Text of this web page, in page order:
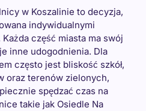
w Koszalinie to decyzja,
indywidualnymi
część miasta ma swój
inne udogodnienia. Dla
często jest bliskość szkół,
oraz terenów zielonych,
spędzać czas na
takie jak Osiedle Na